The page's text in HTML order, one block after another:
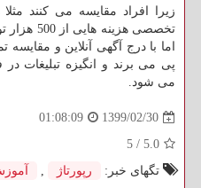
زیرا افراد مقایسه می کنند
اما با درج آگهی آنلاین و مقایسه
پی می برند و انگیزه تبلیغات در
می شود
1399/02/30
01:08:09
5.0
/
5
تگهای خبر:
رپورتاژ ,